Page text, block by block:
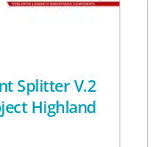
Splitter V.2
Highland